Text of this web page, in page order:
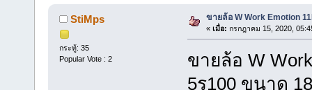
StiMps
กระทู้: 35
Popular Vote : 2
ขายล้อ W Work Emotion
« เมื่อ: กรกฎาคม 15, 2020,
ขายล้อ W
5รู100 ขนาด